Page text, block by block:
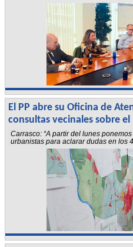
El PP abre su Oficina de
consultas vecinales sobre el
Carrasco: “A partir del lunes
urbanistas para aclarar dudas en los